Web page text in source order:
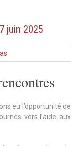
juin 2025
eu l’opportunité de
vers l’aide aux